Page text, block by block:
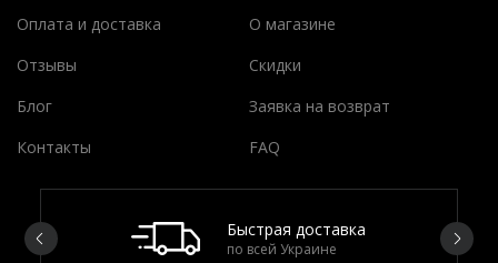
Оплата и доставка
О магазине
Отзывы
Скидки
Блог
Заявка на возврат
Контакты
FAQ
Быстрая доставка
по всей Украине